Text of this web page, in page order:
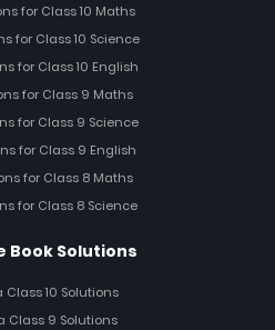
for Class 10 Maths
for Class 10 Science
for Class 10 English
for Class 9 Maths
for Class 9 Science
for Class 9 English
for Class 8 Maths
for Class 8 Science
Book Solutions
Class 10 Solutions
Class 9 Solutions